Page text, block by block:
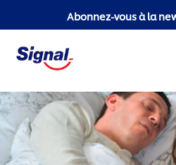
Abonnez-vous à la
Mission sociale